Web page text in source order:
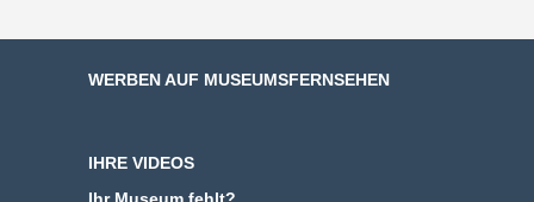
WERBEN AUF MUSEUMSFERNSEHEN
IHRE VIDEOS